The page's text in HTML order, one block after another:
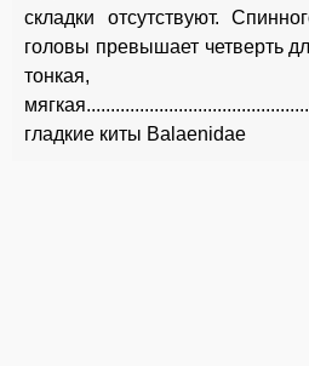
складки отсутствуют.
головы превышает четверть
тонкая,
гладкие киты Balaenidae